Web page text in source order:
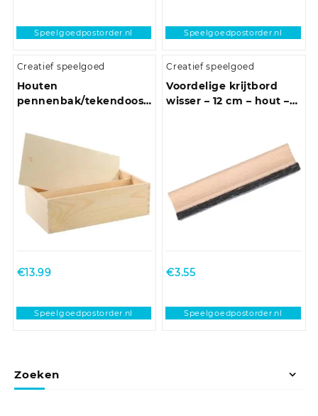
Speelgoedpostorder.nl Speelgoedpostorder.nl
Creatief speelgoed
Houten
pennenbak/tekendoos
20 x 10,8 cm
€13.99
Speelgoedpostorder.nl
Creatief speelgoed
Voordelige krijtbord
wisser – 12 cm – hout –
€3.55
Speelgoedpostorder.nl
Zoeken